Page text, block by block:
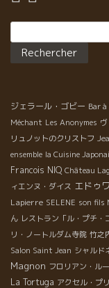
ジェラール・ゴビー Bar
Méchant Les Anonymes
リュノットのクリストフ
ensemble la Cuisine
Francois NIQ Château
ィエンヌ・ダイス エドゥ
Lapierre SELENE son fils
ん レストラン「ル・プチ・
リ・ノートルダム寺院 竹之
Salon Saint Jean シャルド
Magnon フロリアン・ル
La Tortuga アクセル・プ